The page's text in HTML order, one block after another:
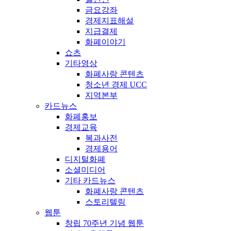
금요강좌
경제지표해설
지급결제
화폐이야기
쇼츠
기타영상
화폐사랑 콘텐츠
청소년 경제 UCC
지역본부
카드뉴스
화폐홍보
경제교육
복과사전
경제용어
디지털화폐
소셜미디어
기타 카드뉴스
화폐사랑 콘텐츠
스토리텔링
웹툰
창립 70주년 기념 웹툰